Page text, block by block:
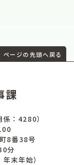
ページの先頭へ戻る
課
：4280）
8番38号
分
末年始）